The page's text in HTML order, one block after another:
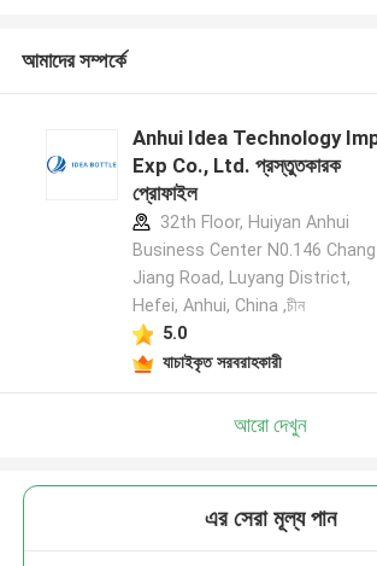
আমাদের সম্পর্কে
Anhui Idea Technology
Exp Co., Ltd. প্রস্তুতকারক
প্রোফাইল
32th Floor, Huiyan Anhui
Business Center N0.146 Chang
Jiang Road, Luyang District,
Hefei, Anhui, China ,চীন
5.0
যাচাইকৃত সরবরাহকারী
আরো দেখুন
এর সেরা মূল্য পান